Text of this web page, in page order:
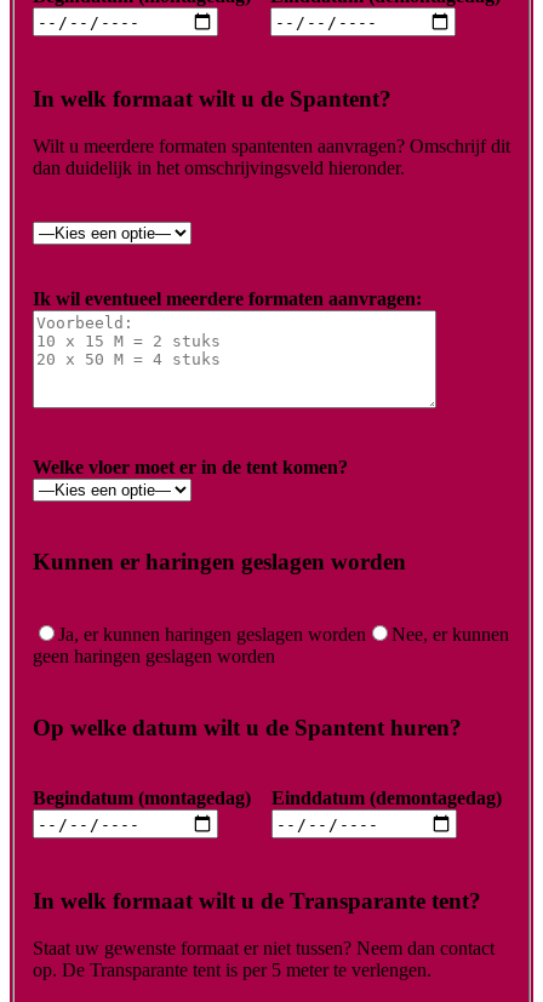
In welk formaat wilt u de Spantent?
Wilt u meerdere formaten spantenten aanvragen? Omschrijf dit
dan duidelijk in het omschrijvingsveld hieronder.
Ik wil eventueel meerdere formaten aanvragen:
Welke vloer moet er in de tent komen?
Kunnen er haringen geslagen worden
Ja, er kunnen haringen geslagen worden
Nee, er kunnen
geen haringen geslagen worden
Op welke datum wilt u de Spantent huren?
Begindatum (montagedag) Einddatum (demontagedag)
In welk formaat wilt u de Transparante tent?
Staat uw gewenste formaat er niet tussen? Neem dan contact
op. De Transparante tent is per 5 meter te verlengen.